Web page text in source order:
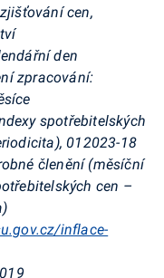
cen,
den
zpracování:
spotřebitelských
012023-18
členění (měsíční
cen –
inflace-